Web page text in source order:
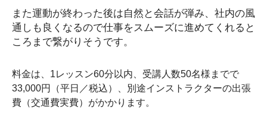
また運動が終わった後は自然と会話が弾み、社内の風
通しも良くなるので仕事をスムーズに進めてくれると
ころまで繋がりそうです。
料金は、1レッスン60分以内、受講人数50名様までで
33,000円（平日／税込）、別途インストラクターの出張
費（交通費実費）がかかります。